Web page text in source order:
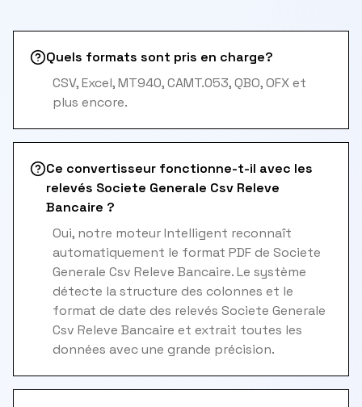
Quels formats sont pris en charge?
CSV, Excel, MT940, CAMT.053, QBO, OFX et
plus encore.
Ce convertisseur fonctionne-t-il avec les
relevés Societe Generale Csv Releve
Bancaire ?
Oui, notre moteur Intelligent reconnaît
automatiquement le format PDF de Societe
Generale Csv Releve Bancaire. Le système
détecte la structure des colonnes et le
format de date des relevés Societe Generale
Csv Releve Bancaire et extrait toutes les
données avec une grande précision.